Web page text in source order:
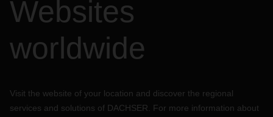
También nos gustaría señalar que los plazos de entrega de
los envíos podrían ampliarse. Sin embargo, las medidas que
preparados para hacer frente a la situación actual. Para que
esto sea posible, es esencial que mantengamos una
comuníquese con su contacto de DACHSER habitual.
Websites
worldwide
Visit the website of your location and discover the regional
services and solutions of DACHSER. For more information about